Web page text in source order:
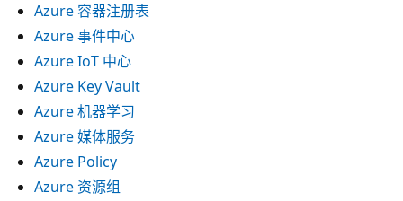
Azure 容器注册表
Azure 事件中心
Azure IoT 中心
Azure Key Vault
Azure 机器学习
Azure 媒体服务
Azure Policy
Azure 资源组